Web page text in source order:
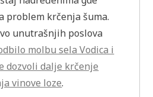
problem krčenja šuma.
unutrašnjih poslova
molbu sela Vodica i
dozvoli dalje krčenje
vinove loze.